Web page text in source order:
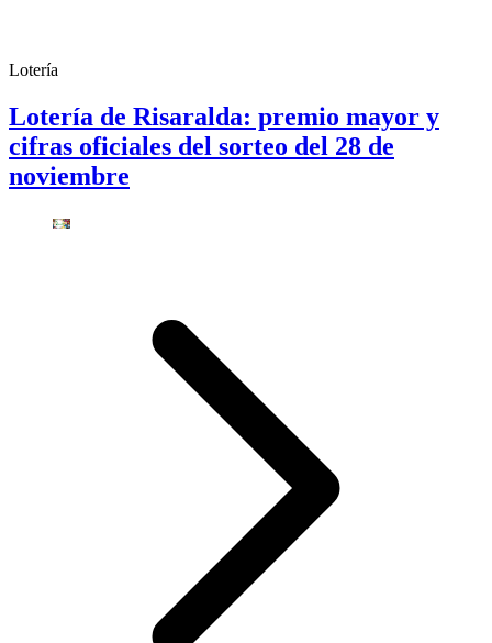
Lotería
Lotería de Risaralda: premio mayor y
cifras oficiales del sorteo del 28 de
noviembre